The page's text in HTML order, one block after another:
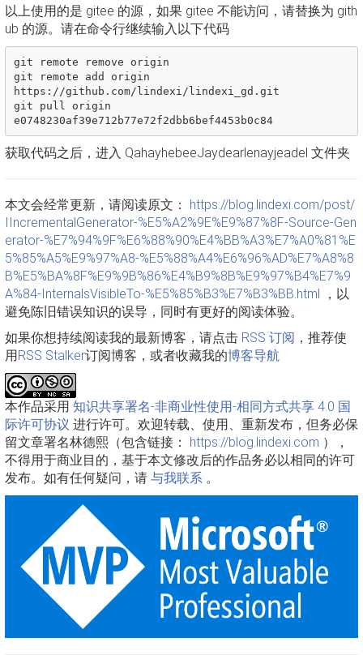
以上使用的是 gitee 的源，如果 gitee 不能访问，请替换为 gith
ub 的源。请在命令行继续输入以下代码
git remote remove origin
git remote add origin
https://github.com/lindexi/lindexi_gd.git
git pull origin
e0748230af39e712b77e72f2dbb6bef4453b0c84
获取代码之后，进入 QahayhebeeJaydearlenayjeadel 文件夹
本文会经常更新，请阅读原文： https://blog.lindexi.com/post/
IIncrementalGenerator-%E5%A2%9E%E9%87%8F-Source-Gen
erator-%E7%94%9F%E6%88%90%E4%BB%A3%E7%A0%81%E
5%85%A5%E9%97%A8-%E5%88%A4%E6%96%AD%E7%A8%8
B%E5%BA%8F%E9%9B%86%E4%B9%8B%E9%97%B4%E7%9
A%84-InternalsVisibleTo-%E5%85%B3%E7%B3%BB.html ，以
避免陈旧错误知识的误导，同时有更好的阅读体验。
如果你想持续阅读我的最新博客，请点击 RSS 订阅 ，推荐使
用RSS Stalker订阅博客，或者收藏我的博客导航
本作品采用 知识共享署名-非商业性使用-相同方式共享 4.0 国
际许可协议 进行许可。欢迎转载、使用、重新发布，但务必保
留文章署名林德熙（包含链接： https://blog.lindexi.com ），
不得用于商业目的，基于本文修改后的作品务必以相同的许可
发布。如有任何疑问，请 与我联系 。